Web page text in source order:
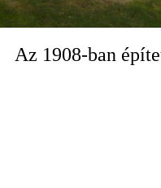
Az 1908-ban